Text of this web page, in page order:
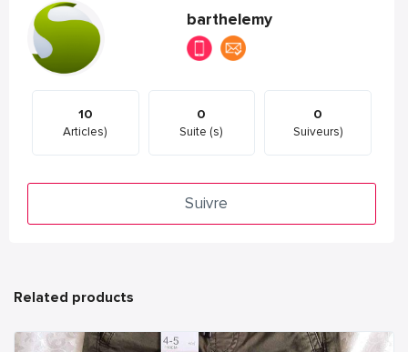
barthelemy
10
Articles)
0
Suite (s)
0
Suiveurs)
Suivre
Related products